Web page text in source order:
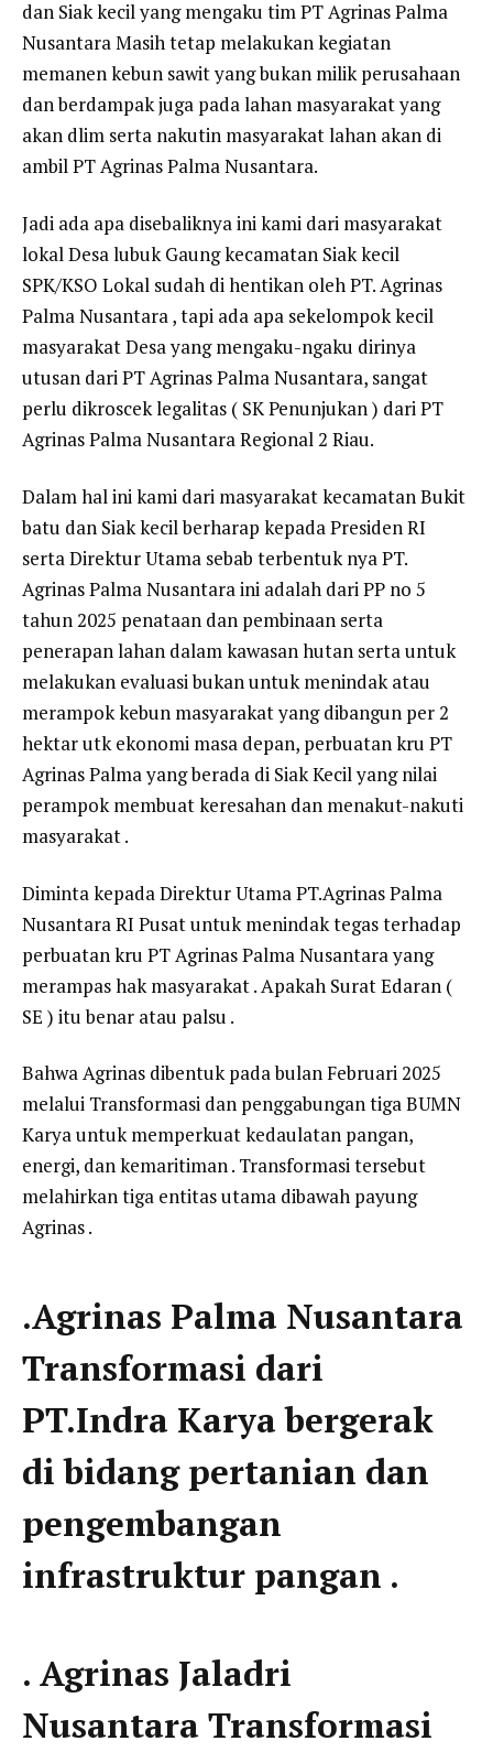
dan Siak kecil yang mengaku tim PT Agrinas Palma
Nusantara Masih tetap melakukan kegiatan
memanen kebun sawit yang bukan milik perusahaan
dan berdampak juga pada lahan masyarakat yang
akan dlim serta nakutin masyarakat lahan akan di
ambil PT Agrinas Palma Nusantara.
Jadi ada apa disebaliknya ini kami dari masyarakat
lokal Desa lubuk Gaung kecamatan Siak kecil
SPK/KSO Lokal sudah di hentikan oleh PT. Agrinas
Palma Nusantara , tapi ada apa sekelompok kecil
masyarakat Desa yang mengaku-ngaku dirinya
utusan dari PT Agrinas Palma Nusantara, sangat
perlu dikroscek legalitas ( SK Penunjukan ) dari PT
Agrinas Palma Nusantara Regional 2 Riau.
Dalam hal ini kami dari masyarakat kecamatan Bukit
batu dan Siak kecil berharap kepada Presiden RI
serta Direktur Utama sebab terbentuk nya PT.
Agrinas Palma Nusantara ini adalah dari PP no 5
tahun 2025 penataan dan pembinaan serta
penerapan lahan dalam kawasan hutan serta untuk
melakukan evaluasi bukan untuk menindak atau
merampok kebun masyarakat yang dibangun per 2
hektar utk ekonomi masa depan, perbuatan kru PT
Agrinas Palma yang berada di Siak Kecil yang nilai
perampok membuat keresahan dan menakut-nakuti
masyarakat .
Diminta kepada Direktur Utama PT.Agrinas Palma
Nusantara RI Pusat untuk menindak tegas terhadap
perbuatan kru PT Agrinas Palma Nusantara yang
merampas hak masyarakat . Apakah Surat Edaran (
SE ) itu benar atau palsu .
Bahwa Agrinas dibentuk pada bulan Februari 2025
melalui Transformasi dan penggabungan tiga BUMN
Karya untuk memperkuat kedaulatan pangan,
energi, dan kemaritiman . Transformasi tersebut
melahirkan tiga entitas utama dibawah payung
Agrinas .
.Agrinas Palma Nusantara
Transformasi dari
PT.Indra Karya bergerak
di bidang pertanian dan
pengembangan
infrastruktur pangan .
. Agrinas Jaladri
Nusantara Transformasi